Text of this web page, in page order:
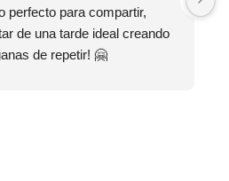
perfecto para compartir,
de una tarde ideal creando
de repetir! 🤗